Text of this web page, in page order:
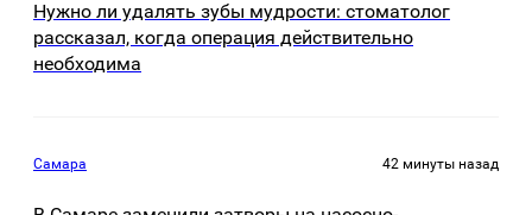
Нужно ли удалять зубы мудрости: стоматолог
рассказал, когда операция действительно
необходима
Самара 42 минуты назад